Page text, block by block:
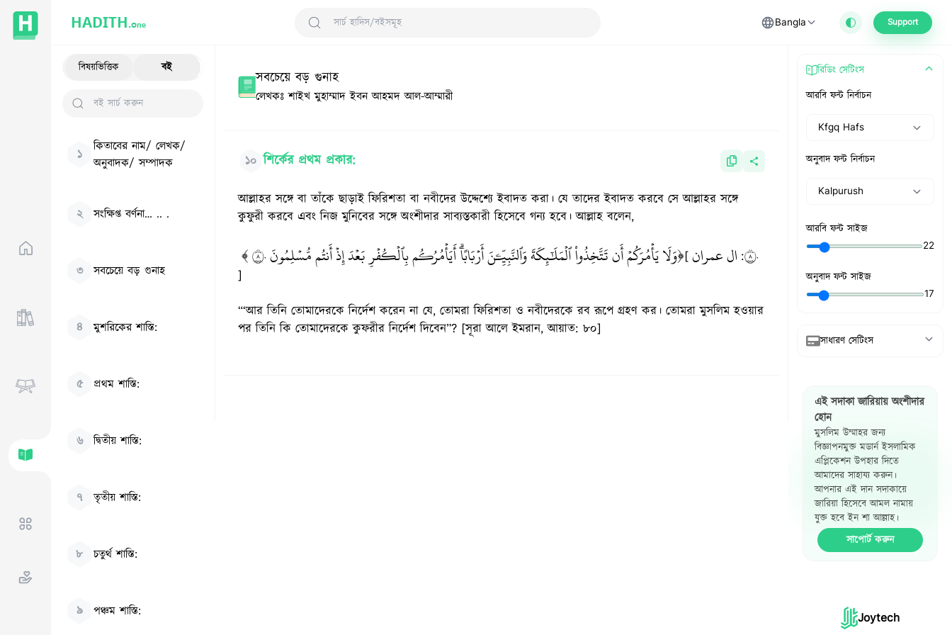
HADITH.One Search Hadith/Books Bangla Support
বিষয়ভিত্তিক বই
১
কিতাবের নাম/ লেখক/
অনুবাদক/ সম্পাদক
২ সংক্ষিপ্ত বর্ণনা… .. .
৩ সবচেয়ে বড় গুনাহ
৪ মুশরিকের শাস্তি:
৫ প্রথম শাস্তি:
৬ দ্বিতীয় শাস্তি:
৭ তৃতীয় শাস্তি:
৮ চতুর্থ শাস্তি:
৯ পঞ্চম শাস্তি:
সবচেয়ে বড় গুনাহ
লেখকঃ শাইখ মুহাম্মাদ ইবন আহমদ আল-আম্মারী
১০ শির্কের প্রথম প্রকার:
আল্লাহর সঙ্গে বা তাঁকে ছাড়াই ফিরিশতা বা নবীদের উদ্দেশ্যে ইবাদত করা। যে তাদের ইবাদত করবে সে আল্লাহর সঙ্গে
কুফুরী করবে এবং নিজ মুনিবের সঙ্গে অংশীদার সাব্যস্তকারী হিসেবে গন্য হবে। আল্লাহ বলেন,
﴿وَلَا يَأۡمُرَكُمۡ أَن تَتَّخِذُواْ ٱلۡمَلَٰٓئِكَةَ وَٱلنَّبِيِّ‍ۧنَ أَرۡبَابًاۗ أَيَأۡمُرُكُم بِٱلۡكُفۡرِ بَعۡدَ إِذۡ أَنتُم مُّسۡلِمُونَ ٨٠ ﴾[ ال عمران :
]
“‘আর তিনি তোমাদেরকে নির্দেশ করেন না যে, তোমরা ফিরিশতা ও নবীদেরকে রব রূপে গ্রহণ কর। তোমরা মুসলিম হওয়ার
পর তিনি কি তোমাদেরকে কুফরীর নির্দেশ দিবেন”? [সূরা আলে ইমরান, আয়াত: ৮০]
রিডিং সেটিংস
আরবি ফন্ট নির্বাচন
Kfgq Hafs
অনুবাদ ফন্ট নির্বাচন
Kalpurush
আরবি ফন্ট সাইজ
22
অনুবাদ ফন্ট সাইজ
17
সাধারণ সেটিংস
অনুবাদ দেখান
রেফারেন্স দেখান
হাদিস পাশাপাশি
দেখান
এই সদাকা জারিয়ায় অংশীদার
হোন
মুসলিম উম্মাহর জন্য
বিজ্ঞাপনমুক্ত মডার্ন ইসলামিক
এপ্লিকেশন উপহার দিতে
আমাদের সাহায্য করুন।
আপনার এই দান সদাকায়ে
জারিয়া হিসেবে আমল নামায়
যুক্ত হবে ইন শা আল্লাহ।
সাপোর্ট করুন
Joytech